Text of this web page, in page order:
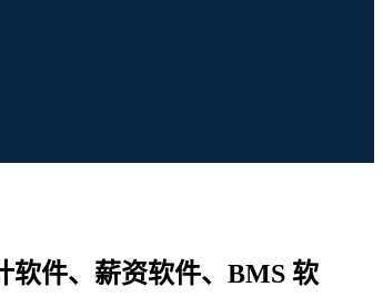
件、薪资软件、BMS 软